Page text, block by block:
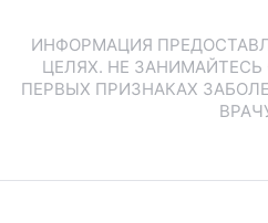
ИНФОРМАЦИЯ
ЦЕЛЯХ. НЕ
ПЕРВЫХ ПРИЗНАКАХ